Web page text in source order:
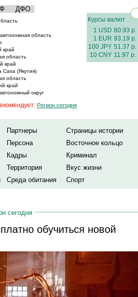
ДФО
область
край
область
край
Саха (Якутия)
область
край
округ
Курсы валют
1 USD 80.93 р.
1 EUR 93.19 р.
100 JPY 51.37 р.
10 CNY 11.97 р.
Регион сегодня
Партнеры
Страницы истории
Персона
Восточное кольцо
Кадры
Криминал
Территория
Вкус жизни
Среда обитания Спорт
сегодня
обучиться новой